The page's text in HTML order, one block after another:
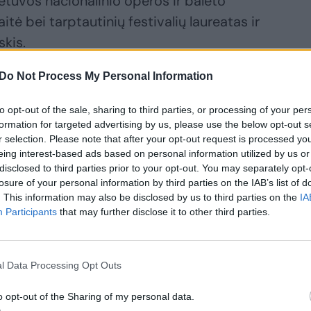
Do Not Process My Personal Information
opt-out of the sale, sharing to third parties, or processing of your
for targeted advertising by us, please use the below opt-out
selection. Please note that after your opt-out request is processed
interest-based ads based on personal information utilized by us
to third parties prior to your opt-out. You may separately
of your personal information by third parties on the IAB’s list of
This information may also be disclosed by us to third parties on the
Participants that may further disclose it to other third parties.
Data Processing Opt Outs
opt-out of the Sharing of my personal data.
bei tarptautinių festivalių laureatas ir
kompozitoriaus A.Jasenkos,
pagal specialiai ir kruopščiai atidarymo